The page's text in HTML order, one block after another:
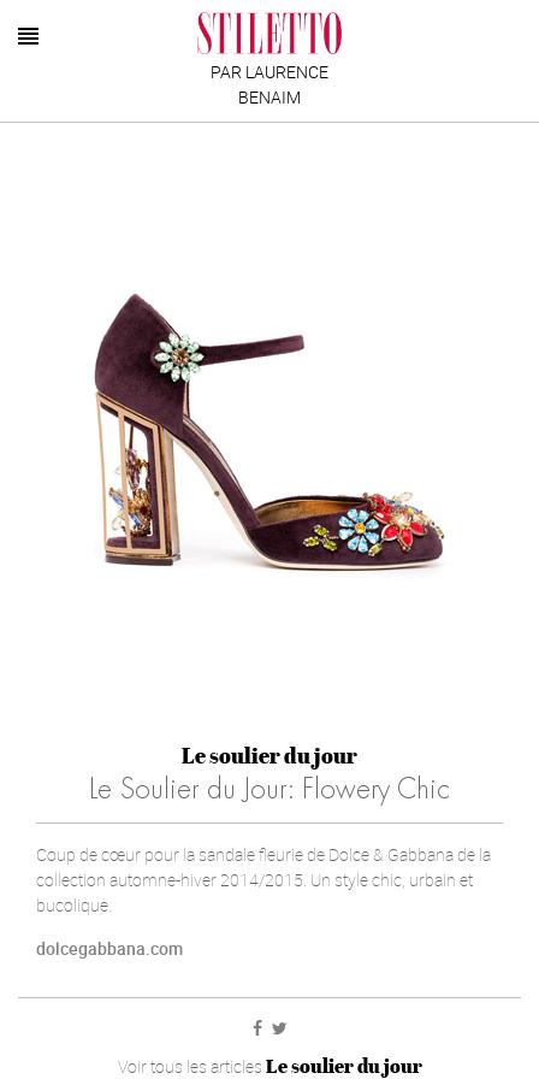
PAR LAURENCE
BENAIM
Le soulier du jour
Le Soulier du Jour: Flowery Chic
Coup de cœur pour la sandale fleurie de Dolce & Gabbana de la
collection automne-hiver 2014/2015. Un style chic, urbain et
bucolique.
dolcegabbana.com
Voir tous les articles Le soulier du jour